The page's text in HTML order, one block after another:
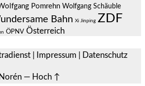
Pomrehn Wolfgang Schäuble
Bahn Xi Jinping ZDF
ÖPNV Österreich
Impressum Datenschutz
— Hoch ↑